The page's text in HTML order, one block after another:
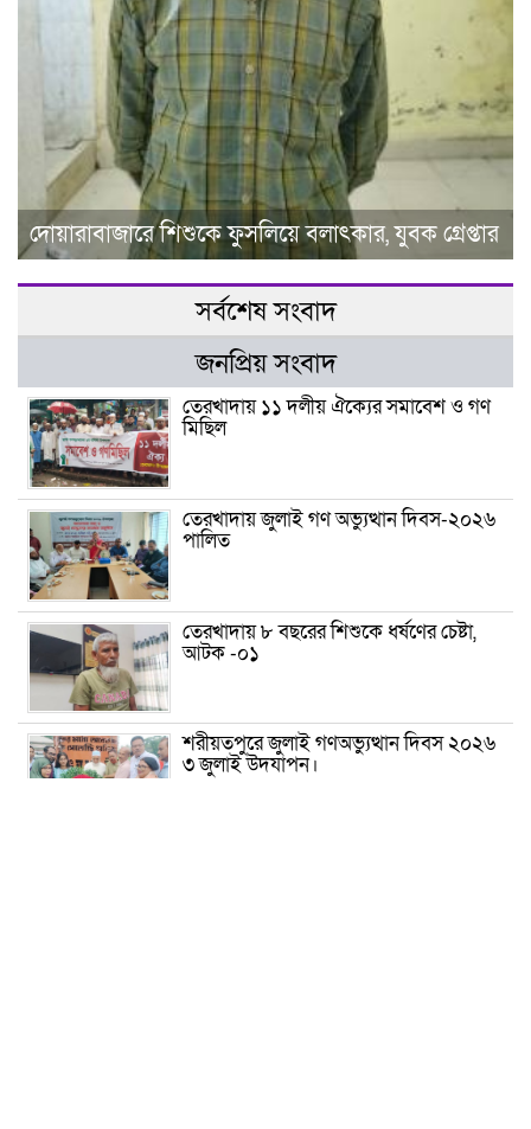
দোয়ারাবাজারে শিশুকে ফুসলিয়ে বলাৎকার, যুবক গ্রেপ্তার
সর্বশেষ সংবাদ
জনপ্রিয় সংবাদ
তেরখাদায় ১১ দলীয় ঐক্যের সমাবেশ ও গণ
মিছিল
তেরখাদায় জুলাই গণ অভ্যুত্থান দিবস-২০২৬
পালিত
তেরখাদায় ৮ বছরের শিশুকে ধর্ষণের চেষ্টা,
আটক -০১
শরীয়তপুরে জুলাই গণঅভ্যুত্থান দিবস ২০২৬
৩ জুলাই উদযাপন।